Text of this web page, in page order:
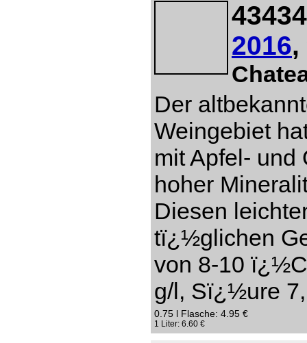
2016,
Der
Weingebiet
mit Apfel- und
hoher
Diesen
tï¿½glichen
von 8-10
g/l, Sï¿½ure
0.75 l Flasche: 4.95 €
1 Liter: 6.60 €